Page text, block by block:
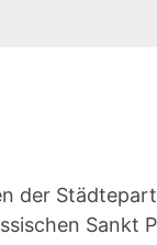
der
Sankt